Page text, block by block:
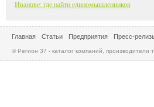
Иванове: где найти единомышленников
Главная Статьи Предприятия Пресс-
© Регион 37 - каталог компаний, производители